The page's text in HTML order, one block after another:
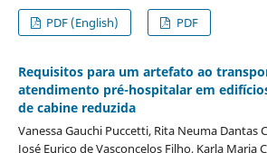
PDF (English)
PDF
Requisitos para um artefato ao
atendimento pré-hospitalar em
de cabine reduzida
Vanessa Gauchi Puccetti, Rita Neuma Dantas
José Eurico de Vasconcelos Filho, Karla Maria